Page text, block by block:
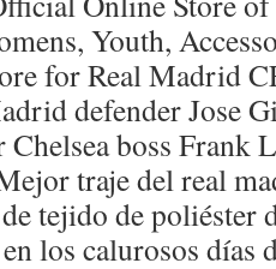
Youth,
for Real Madrid
defender Jose
boss Frank
traje del real
tejido de poliéster
los calurosos días